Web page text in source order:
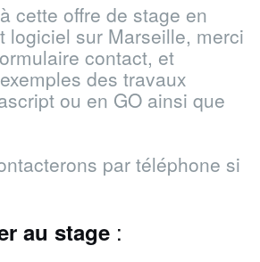
cette offre de stage en
logiciel sur Marseille, merci
contact, et
des travaux
ou en GO ainsi que
par téléphone si
au stage :